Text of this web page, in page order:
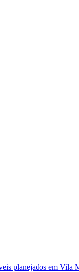
planejados em Vila